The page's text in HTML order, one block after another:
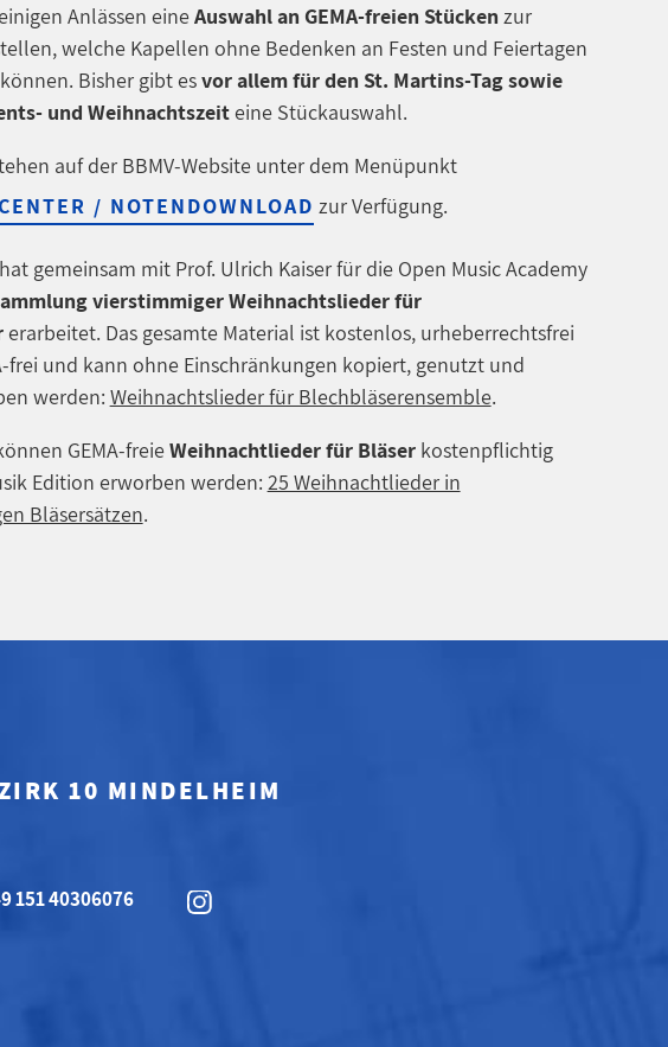
Anlässen eineAuswahl an GEMA-freien Stücken zur
welche Kapellen ohne Bedenken an Festen und Feiertagen
Bisher gibt esvor allem für den St. Martins-Tag sowie
und Weihnachtszeiteine Stückauswahl.
auf der BBMV-Website unter dem Menüpunkt
/ NOTENDOWNLOAD zur Verfügung.
gemeinsam mit Prof. Ulrich Kaiser für die Open Music Academy
vierstimmiger Weihnachtslieder für
erarbeitet. Das gesamte Material ist kostenlos, urheberrechtsfrei
frei und kann ohne Einschränkungen kopiert, genutzt und
werden: Weihnachtslieder für Blechbläserensemble.
GEMA-freieWeihnachtlieder für Bläser kostenpflichtig
Edition erworben werden: 25 Weihnachtlieder in
Bläsersätzen.
10 MINDELHEIM
151 40306076